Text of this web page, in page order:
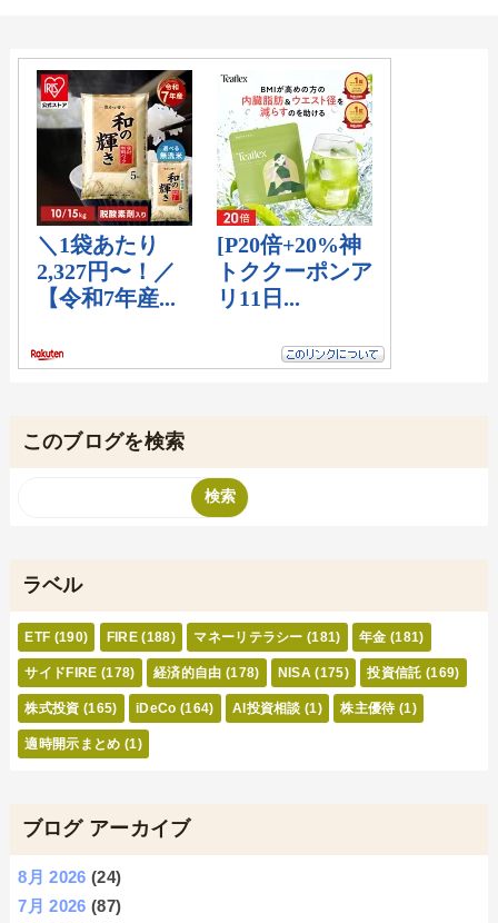
このブログを検索
ラベル
ETF (190) FIRE (188) マネーリテラシー (181) 年金 (181)
サイドFIRE (178) 経済的自由 (178) NISA (175) 投資信託 (169)
株式投資 (165) iDeCo (164) AI投資相談 (1) 株主優待 (1)
適時開示まとめ (1)
ブログ アーカイブ
8月 2026 (24)
7月 2026 (87)